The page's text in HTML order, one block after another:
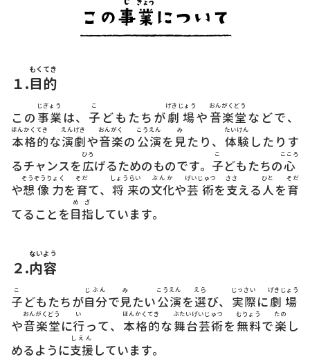
１.目的
もくてき
この 事業
じぎょう
は、 子
こ
どもたちが劇場
げきじょう
や 音楽堂
おんがくどう
などで、
本格的
ほんかくてき
な演劇
えんげき
や音楽
おんがく
の 公演
こうえん
を見
み
たり、 体験
たいけん
したりす
るチャンスを広
ひろ
げるためのものです。 子
こ
どもたちの心
こころ
や想像力
そうぞうりょく
を育
そだ
て、 将来
しょうらい
の文化
ぶんか
や芸術
げいじゅつ
を支
ささ
える人
ひと
を育
そだ
てることを目指
めざ
しています。
２.内容
ないよう
子
こ
どもたちが自分
じぶん
で見
み
たい公演
こうえん
を選
えら
び、 実際
じっさい
に劇場
げきじょう
や音楽堂
おんがくどう
に行
い
って、 本格的
ほんかくてき
な舞台芸術
ぶたいげいじゅつ
を 無料
むりょう
で楽
たの
し
めるように支援
しえん
しています。